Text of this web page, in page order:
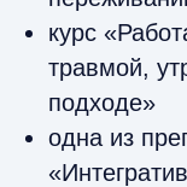
курс
травмой,
подходе»
одна из